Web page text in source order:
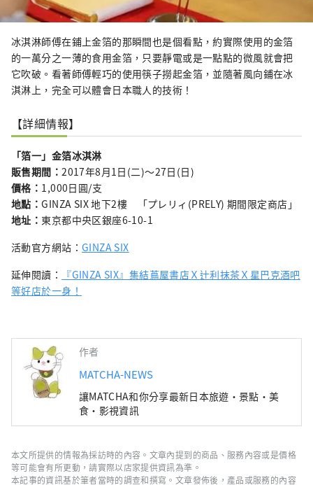
冰淇淋師傅在鋪上金箔的那瞬間也是個看點，約實際使用的金箔
的一萬分之一薄的食用金箔，只要靜電或是一點點的微風就會把
它吹破。看著師傅輕巧的使用筷子撈起金箔，並隨著風向鋪在冰
淇淋上，完全可以體會日本職人的技術！
【詳細情報】
「箔一」金箔冰淇淋
販售期間：2017年8月1日(二)〜27日(日)
價格： 1,000日圓/支
地點：GINZA SIX 地下2樓 「プレリィ(PRELY) 期間限定商店」
地址： 東京都中央区銀座6-10-1
活動官方網站： GINZA SIX
延伸閱讀：
『GINZA SIX』集結蔦屋書店Ｘ辻利抹茶Ｘ星巴克酒吧
等好店於一身！
作者
MATCHA-NEWS
讓MATCHA和你分享最新日本旅遊・景點・美
食・影視資訊
本文所提供的情報為採訪時的內容。文章內提到的商品、服務內容或是價格
等可能會有所更動，請實際以店家提供資訊為準。
本記事的資訊基於筆者當時的調查和撰寫。文章發佈後，產品或服務的內容